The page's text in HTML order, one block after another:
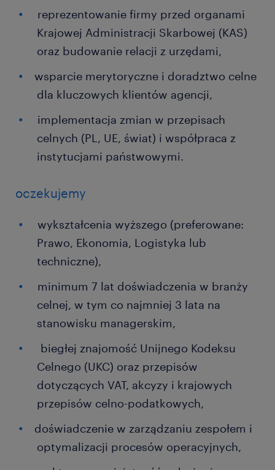
reprezentowanie firmy przed organami
Krajowej Administracji Skarbowej (KAS)
oraz budowanie relacji z urzędami,
wsparcie merytoryczne i doradztwo celne
dla kluczowych klientów agencji,
implementacja zmian w przepisach
celnych (PL, UE, świat) i współpraca z
instytucjami państwowymi.
oczekujemy
wykształcenia wyższego (preferowane:
Prawo, Ekonomia, Logistyka lub
techniczne),
minimum 7 lat doświadczenia w branży
celnej, w tym co najmniej 3 lata na
stanowisku managerskim,
biegłej znajomość Unijnego Kodeksu
Celnego (UKC) oraz przepisów
dotyczących VAT, akcyzy i krajowych
przepisów celno-podatkowych,
doświadczenie w zarządzaniu zespołem i
optymalizacji procesów operacyjnych,